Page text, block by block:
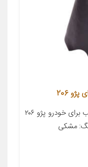
معرفی محصول جزئیات محصول مناسب برای خودرو پژو ۲۰۶
مشکی